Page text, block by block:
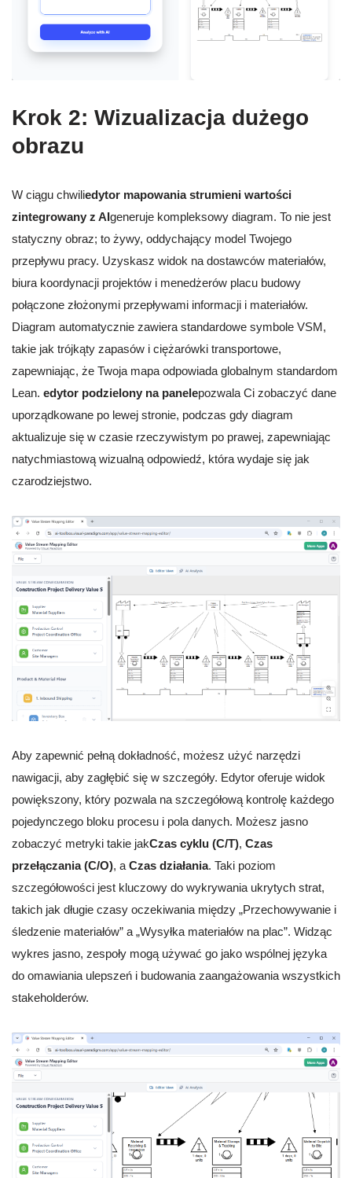
Krok 2: Wizualizacja dużego
obrazu
W ciągu chwiliedytor mapowania strumieni wartości
zintegrowany z AIgeneruje kompleksowy diagram. To nie jest
statyczny obraz; to żywy, oddychający model Twojego
przepływu pracy. Uzyskasz widok na dostawców materiałów,
biura koordynacji projektów i menedżerów placu budowy
połączone złożonymi przepływami informacji i materiałów.
Diagram automatycznie zawiera standardowe symbole VSM,
takie jak trójkąty zapasów i ciężarówki transportowe,
zapewniając, że Twoja mapa odpowiada globalnym standardom
Lean. edytor podzielony na panelepozwala Ci zobaczyć dane
uporządkowane po lewej stronie, podczas gdy diagram
aktualizuje się w czasie rzeczywistym po prawej, zapewniając
natychmiastową wizualną odpowiedź, która wydaje się jak
czarodziejstwo.
Aby zapewnić pełną dokładność, możesz użyć narzędzi
nawigacji, aby zagłębić się w szczegóły. Edytor oferuje widok
powiększony, który pozwala na szczegółową kontrolę każdego
pojedynczego bloku procesu i pola danych. Możesz jasno
zobaczyć metryki takie jakCzas cyklu (C/T), Czas
przełączania (C/O), a Czas działania. Taki poziom
szczegółowości jest kluczowy do wykrywania ukrytych strat,
takich jak długie czasy oczekiwania między „Przechowywanie i
śledzenie materiałów” a „Wysyłka materiałów na plac”. Widząc
wykres jasno, zespoły mogą używać go jako wspólnej języka
do omawiania ulepszeń i budowania zaangażowania wszystkich
stakeholderów.